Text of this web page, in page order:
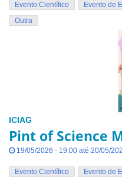
Evento Científico
Evento de
Outra
ICIAG
Pint of Science
19/05/2026 - 19:00 até 20/05/
Evento Científico
Evento de